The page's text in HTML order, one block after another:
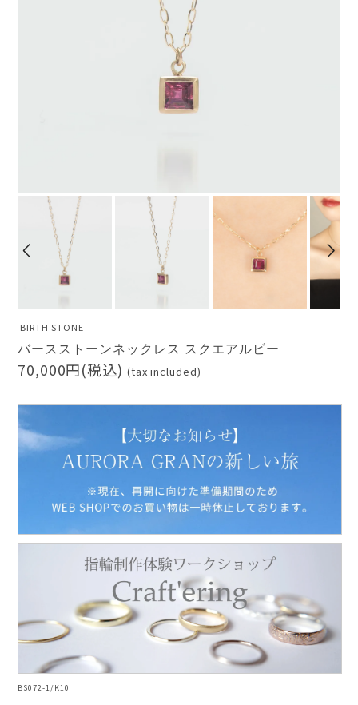
BIRTH STONE
バースストーンネックレス スクエアルビー
70,000円(税込) (tax included)
BS072-1/K10
AURORA GRAN
AURORA GRAN BRIDAL
NARGARORUA